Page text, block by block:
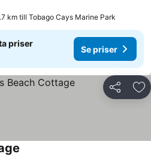
km till Tobago Cays Marine Park
priser
Se priser
Dela